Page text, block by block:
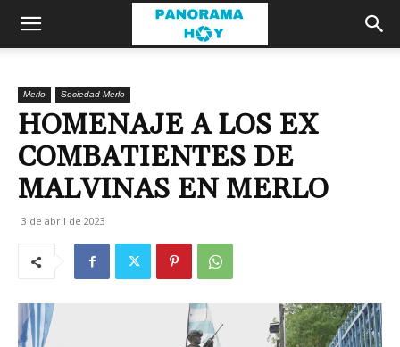
Merlo Sociedad Merlo
HOMENAJE A LOS EX
COMBATIENTES DE
MALVINAS EN MERLO
3 de abril de 2023